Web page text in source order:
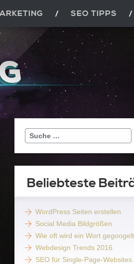
SEO TIPPS
Suche
…
Beliebteste
WordPress Seiten erstellen
Social Media Bildgrößen
Wie oft wird ein Wort gegoogelt
Webdesign Trends 2016
SEO für Single-Page-Websites